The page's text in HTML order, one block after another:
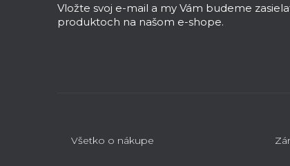
Vložte svoj e-mail a my Vám budeme
produktoch na našom e-shope.
Všetko o nákupe